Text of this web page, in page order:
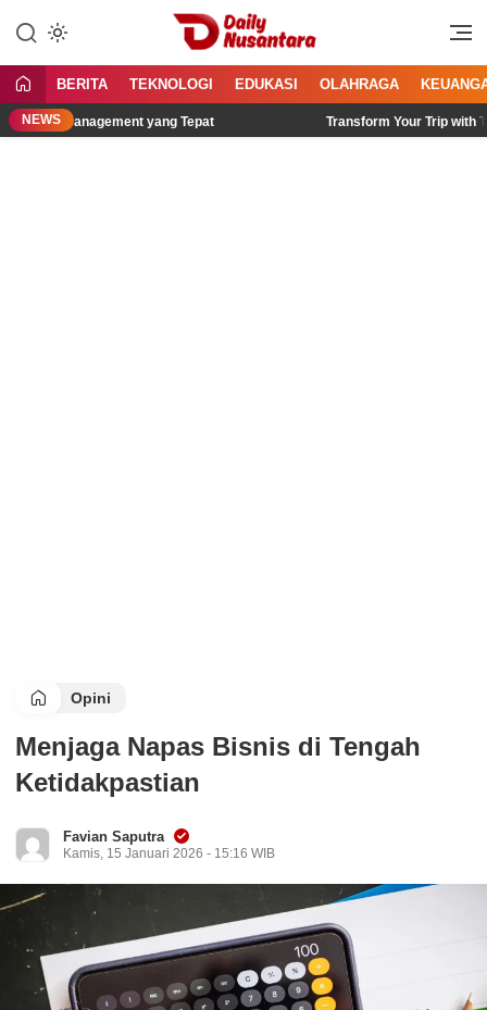
konten
Daily Nusantara
Menyajikan Fakta, Menginspirasi
BERITA TEKNOLOGI EDUKASI OLAHRAGA
NEWS
Management yang Tepat Transform Your Trip with
Opini
Menjaga Napas Bisnis di Tengah
Ketidakpastian
Favian Saputra
Kamis, 15 Januari 2026 - 15:16 WIB